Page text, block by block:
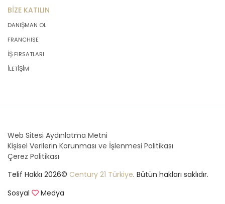
BİZE KATILIN
DANIŞMAN OL
FRANCHISE
İŞ FIRSATLARI
İLETİŞİM
Web Sitesi Aydınlatma Metni
Kişisel Verilerin Korunması ve İşlenmesi Politikası
Çerez Politikası
Telif Hakkı 2026© Century 21 Türkiye. Bütün hakları saklıdır.
Sosyal
Medya